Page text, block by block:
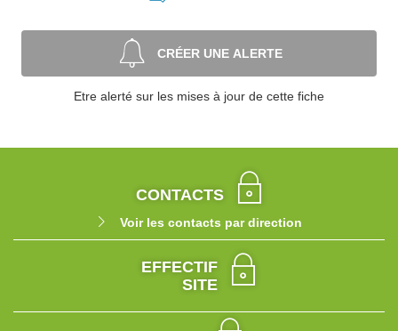
CRÉER UNE ALERTE
Etre alerté sur les mises à jour de cette fiche
CONTACTS
Voir les contacts par direction
EFFECTIF
SITE